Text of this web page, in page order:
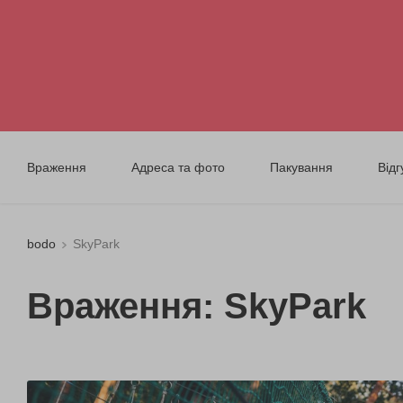
Враження Адреса та фото Пакування
bodo SkyPark
Враження: SkyPark